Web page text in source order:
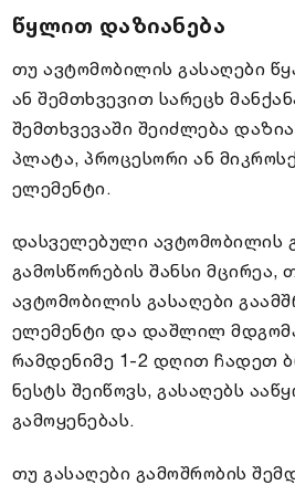
წყლით დაზიანება
თუ ავტომობილის გასაღები
ან შემთხვევით სარეცხ
შემთხვევაში შეიძლება
პლატა, პროცესორი ან
ელემენტი.
დასველებული ავტომობილის
გამოსწორების შანსი
ავტომობილის გასაღები
ელემენტი და დაშლილ
რამდენიმე 1-2 დღით ჩადეთ
ნესტს შეიწოვს, გასაღებს
გამოყენებას.
თუ გასაღები გამოშრობის